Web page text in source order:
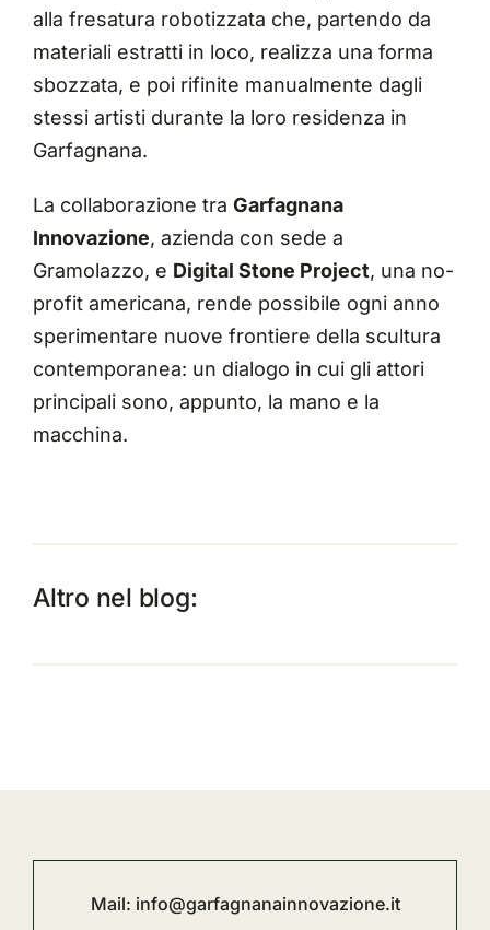
alla fresatura robotizzata che, partendo da
materiali estratti in loco, realizza una forma
sbozzata, e poi rifinite manualmente dagli
stessi artisti durante la loro residenza in
Garfagnana.
La collaborazione tra Garfagnana
Innovazione, azienda con sede a
Gramolazzo, e Digital Stone Project, una no-
profit americana, rende possibile ogni anno
sperimentare nuove frontiere della scultura
contemporanea: un dialogo in cui gli attori
principali sono, appunto, la mano e la
macchina.
Altro nel blog:
Mail: info@garfagnanainnovazione.it